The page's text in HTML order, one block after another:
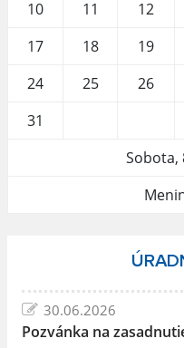
10
11 12
17
18 19
24
25 26
31
Sobota,
30.06.2026
Pozvánka na